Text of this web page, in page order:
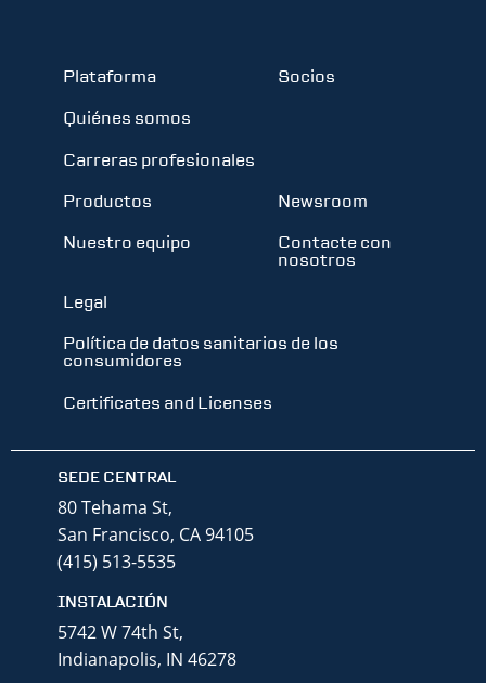
Plataforma
Socios
Quiénes somos
Carreras profesionales
Productos
Newsroom
Nuestro equipo
Contacte con
nosotros
Legal
Política de datos sanitarios de los
consumidores
Certificates and Licenses
SEDE CENTRAL
80 Tehama St,
San Francisco, CA 94105
(415) 513-5535
INSTALACIÓN
5742 W 74th St,
Indianapolis, IN 46278